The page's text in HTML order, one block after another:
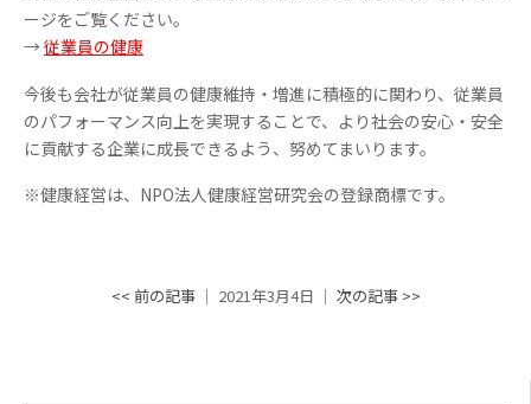
ージをご覧ください。
→従業員の健康
今後も会社が従業員の健康維持・増進に積極的に関わり、従業員
のパフォーマンス向上を実現することで、より社会の安心・安全
に貢献する企業に成長できるよう、努めてまいります。
※健康経営は、NPO法人健康経営研究会の登録商標です。
<< 前の記事│ 2021年3月4日 │ 次の記事 >>